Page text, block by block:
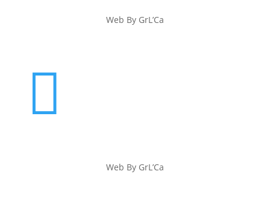
Web By GrL’Ca

Web By GrL’Ca